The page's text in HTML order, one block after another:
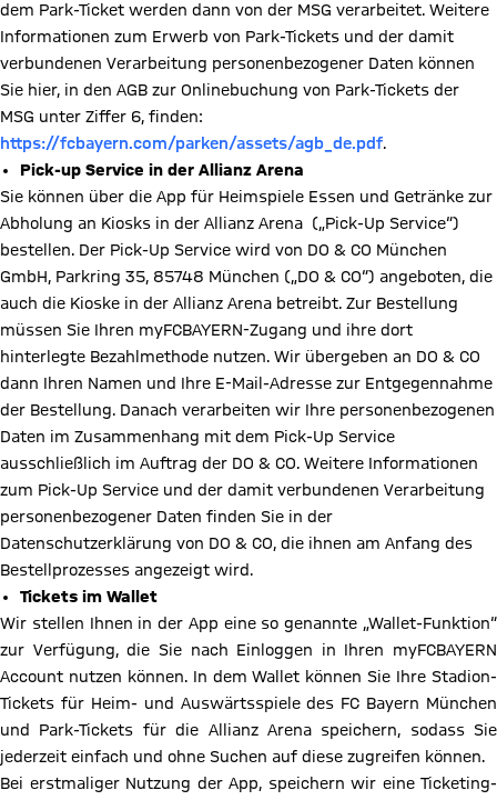
dem Park-Ticket werden dann von der MSG verarbeitet. Weitere
Informationen zum Erwerb von Park-Tickets und der damit
verbundenen Verarbeitung personenbezogener Daten können
Sie hier, in den AGB zur Onlinebuchung von Park-Tickets der
MSG unter Ziffer 6, finden:
https://fcbayern.com/parken/assets/agb_de.pdf.
Pick-up Service in der Allianz Arena
Sie können über die App für Heimspiele Essen und Getränke zur
Abholung an Kiosks in der Allianz Arena („Pick-Up Service“)
bestellen. Der Pick-Up Service wird von DO & CO München
GmbH, Parkring 35, 85748 München („DO & CO“) angeboten, die
auch die Kioske in der Allianz Arena betreibt. Zur Bestellung
müssen Sie Ihren myFCBAYERN-Zugang und ihre dort
hinterlegte Bezahlmethode nutzen. Wir übergeben an DO & CO
dann Ihren Namen und Ihre E-Mail-Adresse zur Entgegennahme
der Bestellung. Danach verarbeiten wir Ihre personenbezogenen
Daten im Zusammenhang mit dem Pick-Up Service
ausschließlich im Auftrag der DO & CO. Weitere Informationen
zum Pick-Up Service und der damit verbundenen Verarbeitung
personenbezogener Daten finden Sie in der
Datenschutzerklärung von DO & CO, die ihnen am Anfang des
Bestellprozesses angezeigt wird.
Tickets im Wallet
Wir stellen Ihnen in der App eine so genannte „Wallet-Funktion“
zur Verfügung, die Sie nach Einloggen in Ihren myFCBAYERN
Account nutzen können. In dem Wallet können Sie Ihre Stadion-
Tickets für Heim- und Auswärtsspiele des FC Bayern München
und Park-Tickets für die Allianz Arena speichern, sodass Sie
jederzeit einfach und ohne Suchen auf diese zugreifen können.
Bei erstmaliger Nutzung der App, speichern wir eine Ticketing-